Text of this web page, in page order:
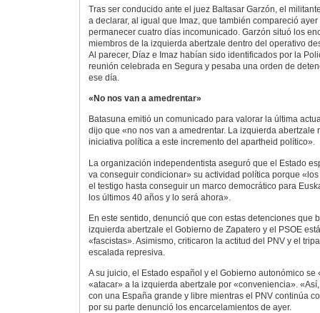
Tras ser conducido ante el juez Baltasar Garzón, el
a declarar, al igual que Imaz, que también compareció
permanecer cuatro días incomunicado. Garzón situó los
miembros de la izquierda abertzale dentro del operativo
Al parecer, Díaz e Imaz habían sido identificados por la
reunión celebrada en Segura y pesaba una orden de
ese día.
«No nos van a amedrentar»
Batasuna emitió un comunicado para valorar la última
dijo que «no nos van a amedrentar. La izquierda abertzale
iniciativa política a este incremento del apartheid político».
La organización independentista aseguró que el Estado
va conseguir condicionar» su actividad política porque
el testigo hasta conseguir un marco democrático para
los últimos 40 años y lo será ahora».
En este sentido, denunció que con estas detenciones que
izquierda abertzale el Gobierno de Zapatero y el PSOE
«fascistas». Asimismo, criticaron la actitud del PNV y el
escalada represiva.
A su juicio, el Estado español y el Gobierno autonómico se
«atacar» a la izquierda abertzale por «conveniencia».
con una España grande y libre mientras el PNV continúa
por su parte denunció los encarcelamientos de ayer.